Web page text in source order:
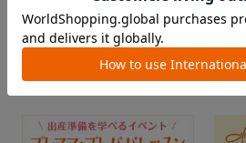
FEATURE